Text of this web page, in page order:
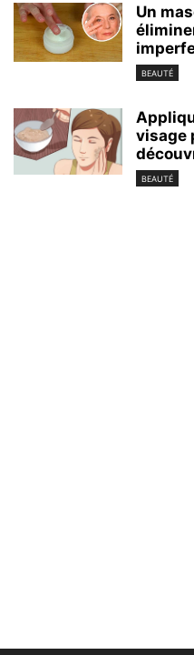
Un
BEAUTÉ
visage
BEAUTÉ